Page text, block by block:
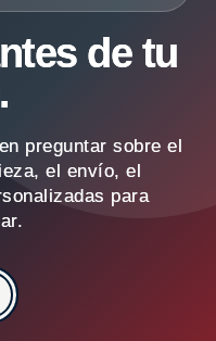
de tu
preguntar sobre el
el envío, el
para